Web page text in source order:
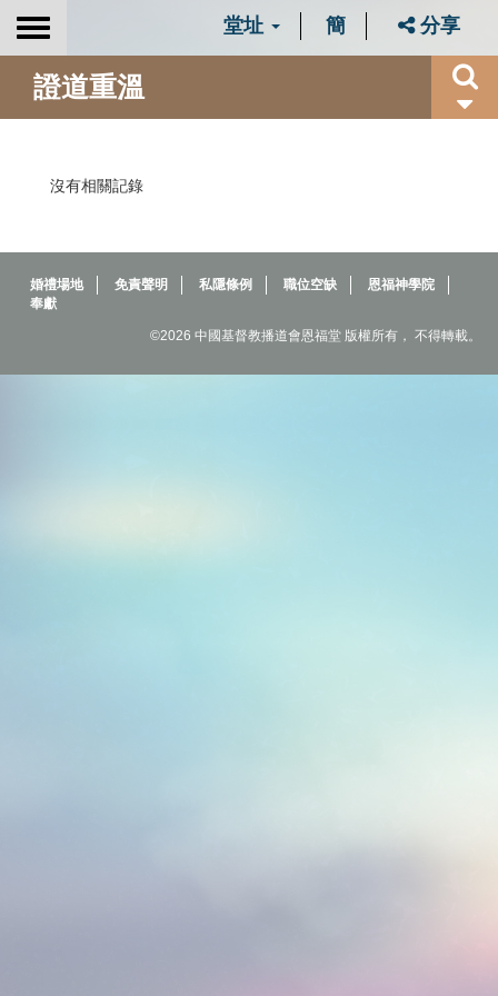
Toggle
堂址 簡 分享
證道重溫
沒有相關記錄
婚禮場地 免責聲明 私隱條例 職位空缺
恩福神學院
奉獻
©2026 中國基督教播道會恩福堂 版權所有， 不得轉載。